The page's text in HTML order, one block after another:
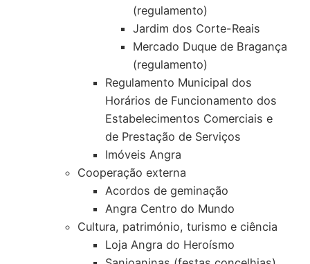
(regulamento)
Jardim dos Corte-Reais
Mercado Duque de Bragança
(regulamento)
Regulamento Municipal dos
Horários de Funcionamento dos
Estabelecimentos Comerciais e
de Prestação de Serviços
Imóveis Angra
Cooperação externa
Acordos de geminação
Angra Centro do Mundo
Cultura, património, turismo e ciência
Loja Angra do Heroísmo